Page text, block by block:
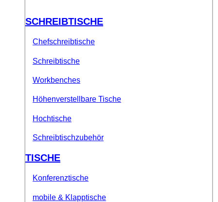
SCHREIBTISCHE
Chefschreibtische
Schreibtische
Workbenches
Höhenverstellbare Tische
Hochtische
Schreibtischzubehör
TISCHE
Konferenztische
mobile & Klapptische